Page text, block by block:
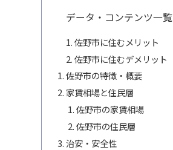
データ・コンテンツ一覧
佐野市に住むメリット
佐野市に住むデメリット
佐野市の特徴・概要
家賃相場と住民層
佐野市の家賃相場
佐野市の住民層
治安・安全性